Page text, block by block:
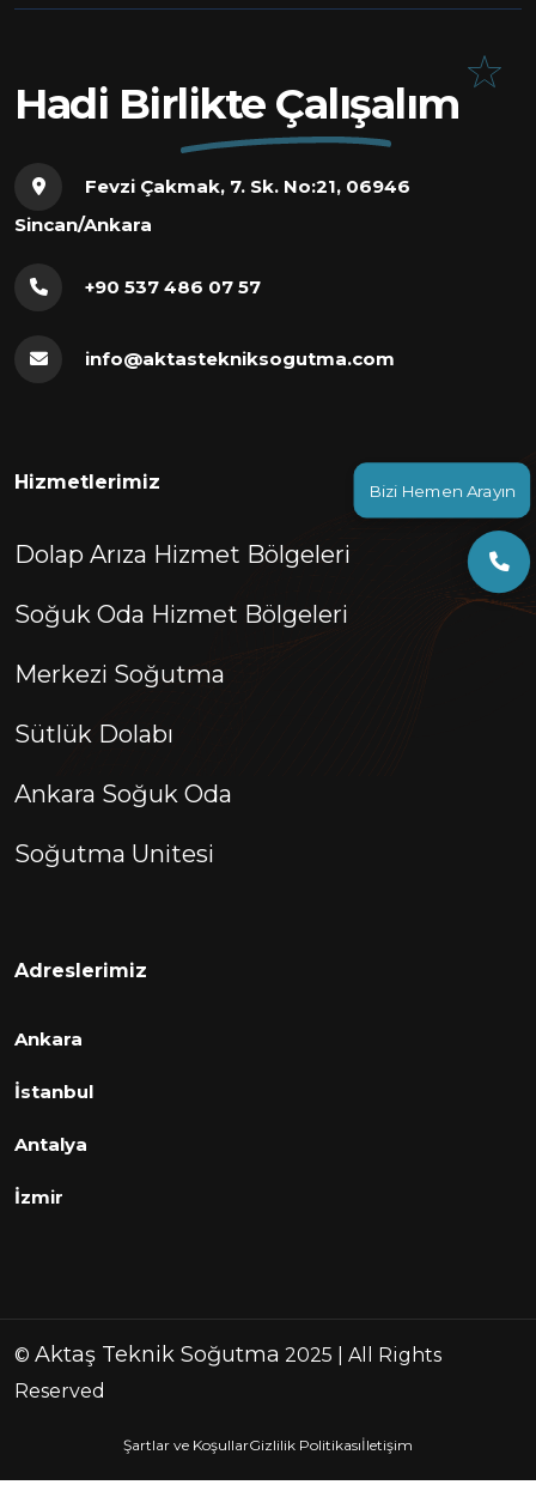
Bizi Hemen Arayın
Hadi Birlikte Çalışalım
Fevzi Çakmak, 7. Sk. No:21, 06946
Sincan/Ankara
+90 537 486 07 57
info@aktastekniksogutma.com
Hizmetlerimiz
Dolap Arıza Hizmet Bölgeleri
Soğuk Oda Hizmet Bölgeleri
Merkezi Soğutma
Sütlük Dolabı
Ankara Soğuk Oda
Soğutma Unitesi
Adreslerimiz
Ankara
İstanbul
Antalya
İzmir
© Aktaş Teknik Soğutma 2025 | All Rights
Reserved
Şartlar ve KoşullarGizlilik Politikasıİletişim